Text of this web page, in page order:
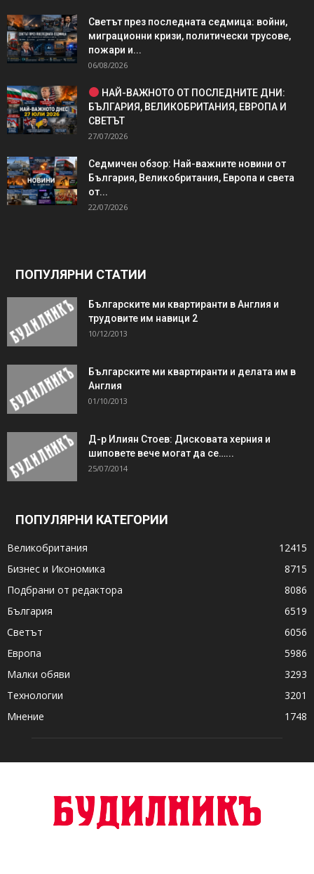
Светът през последната седмица: войни,
миграционни кризи, политически трусове,
пожари и...
06/08/2026
НАЙ-ВАЖНОТО ОТ ПОСЛЕДНИТЕ ДНИ:
БЪЛГАРИЯ, ВЕЛИКОБРИТАНИЯ, ЕВРОПА И
СВЕТЪТ
27/07/2026
Седмичен обзор: Най-важните новини от
България, Великобритания, Европа и света
от...
22/07/2026
ПОПУЛЯРНИ СТАТИИ
Българските ми квартиранти в Англия и
трудовите им навици 2
10/12/2013
Българските ми квартиранти и делата им в
Англия
01/10/2013
Д-р Илиян Стоев: Дисковата херния и
шиповете вече могат да се…...
25/07/2014
ПОПУЛЯРНИ КАТЕГОРИИ
Великобритания
12415
Бизнес и Икономика
8715
Подбрани от редактора
8086
България
6519
Светът
6056
Европа
5986
Малки обяви
3293
Технологии
3201
Мнение
1748